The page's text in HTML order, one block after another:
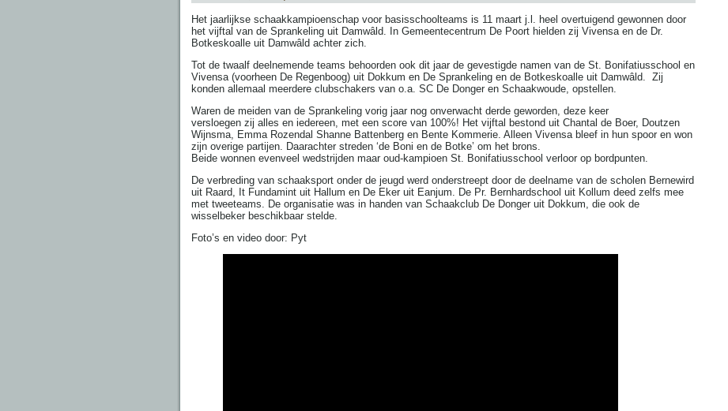
Het jaarlijkse schaakkampioenschap voor basisschoolteams is 11 maart j.l. heel overtuigend gewonnen door
het vijftal van de Sprankeling uit Damwâld. In Gemeentecentrum De Poort hielden zij Vivensa en de Dr.
Botkeskoalle uit Damwâld achter zich.
Tot de twaalf deelnemende teams behoorden ook dit jaar de gevestigde namen van de St. Bonifatiusschool en
Vivensa (voorheen De Regenboog) uit Dokkum en De Sprankeling en de Botkeskoalle uit Damwâld. Zij
konden allemaal meerdere clubschakers van o.a. SC De Donger en Schaakwoude, opstellen.
Waren de meiden van de Sprankeling vorig jaar nog onverwacht derde geworden, deze keer
versloegen zij alles en iedereen, met een score van 100%! Het vijftal bestond uit Chantal de Boer, Doutzen
Wijnsma, Emma Rozendal Shanne Battenberg en Bente Kommerie. Alleen Vivensa bleef in hun spoor en won
zijn overige partijen. Daarachter streden ‘de Boni en de Botke’ om het brons.
Beide wonnen evenveel wedstrijden maar oud-kampioen St. Bonifatiusschool verloor op bordpunten.
De verbreding van schaaksport onder de jeugd werd onderstreept door de deelname van de scholen Bernewird
uit Raard, It Fundamint uit Hallum en De Eker uit Eanjum. De Pr. Bernhardschool uit Kollum deed zelfs mee
met tweeteams. De organisatie was in handen van Schaakclub De Donger uit Dokkum, die ook de
wisselbeker beschikbaar stelde.
Foto’s en video door: Pyt